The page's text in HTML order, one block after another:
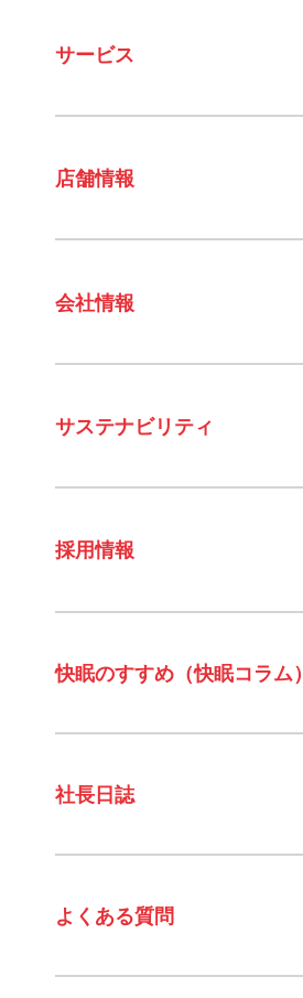
サービス
店舗情報
会社情報
サステナビリティ
採用情報
快眠のすすめ（快眠コラム）
社長日誌
よくある質問